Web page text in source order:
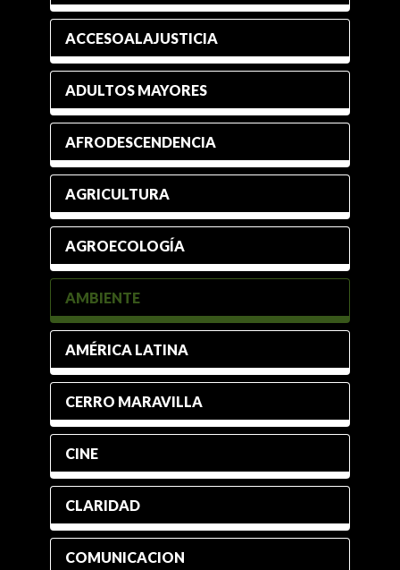
ACCESOALAJUSTICIA
ADULTOS MAYORES
AFRODESCENDENCIA
AGRICULTURA
AGROECOLOGÍA
AMBIENTE
AMÉRICA LATINA
CERRO MARAVILLA
CINE
CLARIDAD
COMUNICACION